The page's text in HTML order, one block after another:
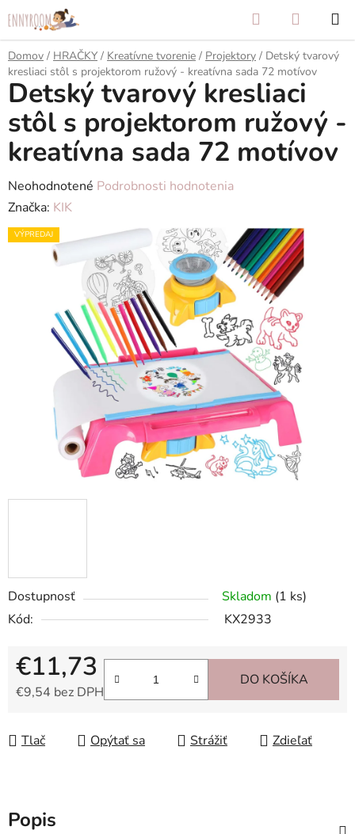
na
obsah
Hľadať
KOŠÍK
Domov / HRAČKY / Kreatívne tvorenie / Projektory / Detský tvarový
kresliaci stôl s projektorom ružový - kreatívna sada 72 motívov
Dostupnosť Skladom (1 ks)
Kód:
KX2933
€11,73
€9,54 bez DPH
DO KOŠÍKA
Tlač Opýtať sa Strážiť Zdieľať
Detský tvarový kresliaci
stôl s projektorom ružový -
kreatívna sada 72 motívov
Priemerné
hodnotenie
produktu
hviezdičiek.
Neohodnotené Podrobnosti hodnotenia
Značka: KIK
VÝPREDAJ
Popis